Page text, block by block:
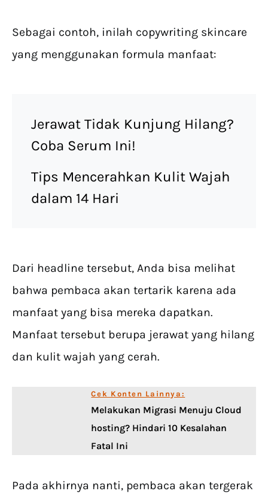
Sebagai contoh, inilah copywriting skincare
yang menggunakan formula manfaat:
Jerawat Tidak Kunjung Hilang?
Coba Serum Ini!
Tips Mencerahkan Kulit Wajah
dalam 14 Hari
Dari headline tersebut, Anda bisa melihat
bahwa pembaca akan tertarik karena ada
manfaat yang bisa mereka dapatkan.
Manfaat tersebut berupa jerawat yang hilang
dan kulit wajah yang cerah.
Cek Konten Lainnya:
Melakukan Migrasi Menuju Cloud
hosting? Hindari 10 Kesalahan
Fatal Ini
Pada akhirnya nanti, pembaca akan tergerak